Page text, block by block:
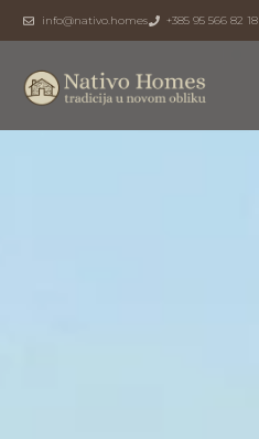
info@nativo.homes +385 95 566 82 18